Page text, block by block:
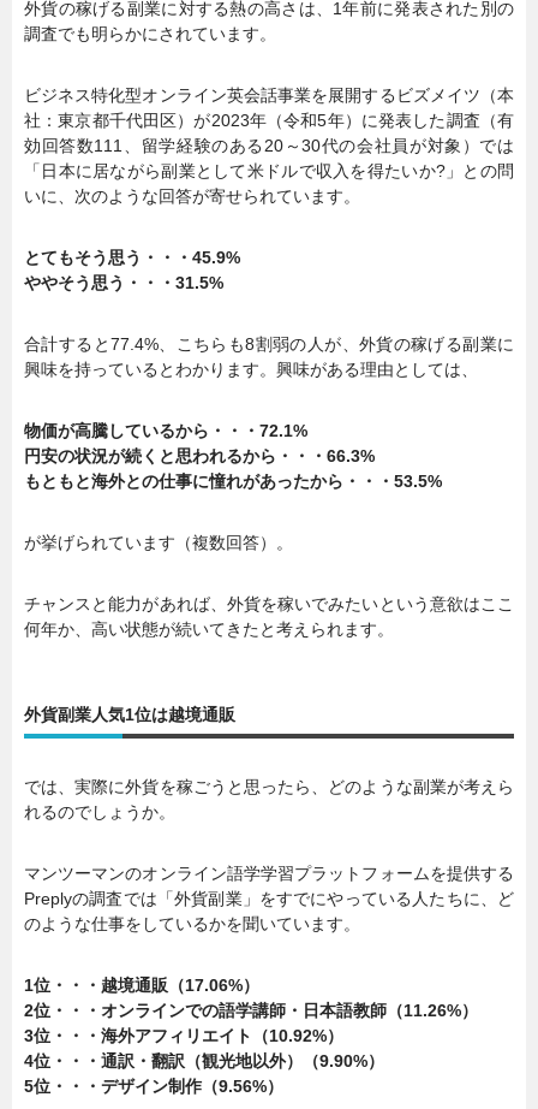
外貨の稼げる副業に対する熱の高さは、1年前に発表された別の
調査でも明らかにされています。
ビジネス特化型オンライン英会話事業を展開するビズメイツ（本
社：東京都千代田区）が2023年（令和5年）に発表した調査（有
効回答数111、留学経験のある20～30代の会社員が対象）では
「日本に居ながら副業として米ドルで収入を得たいか?」との問
いに、次のような回答が寄せられています。
とてもそう思う・・・45.9%
ややそう思う・・・31.5%
合計すると77.4%、こちらも8割弱の人が、外貨の稼げる副業に
興味を持っているとわかります。興味がある理由としては、
物価が高騰しているから・・・72.1%
円安の状況が続くと思われるから・・・66.3%
もともと海外との仕事に憧れがあったから・・・53.5%
が挙げられています（複数回答）。
チャンスと能力があれば、外貨を稼いでみたいという意欲はここ
何年か、高い状態が続いてきたと考えられます。
外貨副業人気1位は越境通販
では、実際に外貨を稼ごうと思ったら、どのような副業が考えら
れるのでしょうか。
マンツーマンのオンライン語学学習プラットフォームを提供する
Preplyの調査では「外貨副業」をすでにやっている人たちに、ど
のような仕事をしているかを聞いています。
1位・・・越境通販（17.06%）
2位・・・オンラインでの語学講師・日本語教師（11.26%）
3位・・・海外アフィリエイト（10.92%）
4位・・・通訳・翻訳（観光地以外）（9.90%）
5位・・・デザイン制作（9.56%）